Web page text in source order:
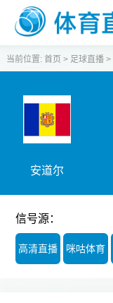
当前位置: 首页 > 足球直播>
安道尔
信号源：
高清直播 咪咕体育